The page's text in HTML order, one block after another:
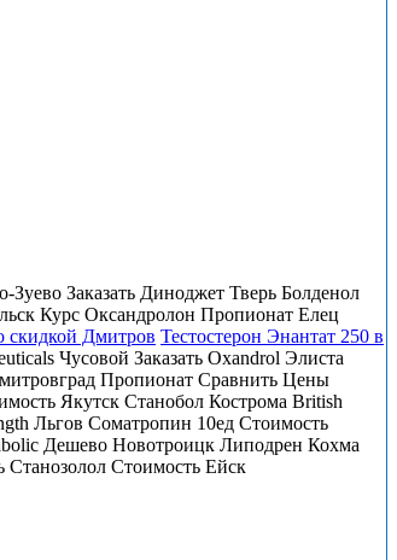
Заказать Диноджет Тверь Болденол
Курс Оксандролон Пропионат Елец
скидкой Дмитров Тестостерон Энантат 250 в
Чусовой Заказать Oxandrol Элиста
Пропионат Сравнить Цены
Якутск Станобол Кострома British
Льгов Cоматропин 10ед Стоимость
Дешево Новотроицк Липодрен Кохма
Стоимость Ейск